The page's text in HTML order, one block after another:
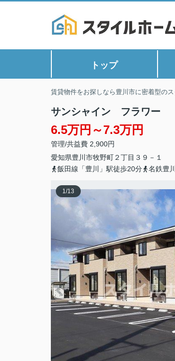
トップ
賃貸物件をお探しなら豊川市に密着型の
サンシャイン フラワー
6.5万円～7.3万円
管理/共益費 2,900円
愛知県豊川市牧野町２丁目３９－１
飯田線「豊川」駅徒歩20分
名鉄豊
1/13